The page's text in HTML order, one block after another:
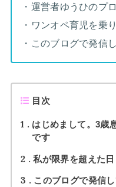
・運営者ゆうひのプ
・ワンオペ育児を乗
・このブログで発信
目次
1
はじめまして。3歳
です
2 私が限界を超えた日
3 このブログで発信